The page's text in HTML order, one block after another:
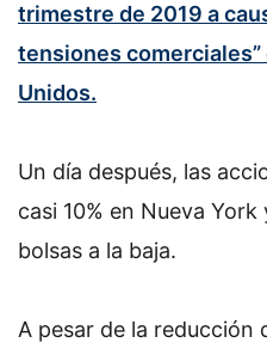
trimestre de 2019 a
tensiones
Unidos.
Un día después, las
casi 10% en Nueva
bolsas a la baja.
A pesar de la reducción